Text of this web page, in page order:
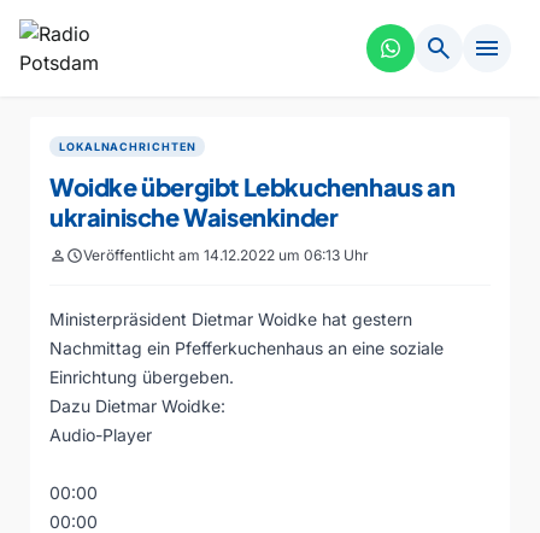
search menu
LOKALNACHRICHTEN
Woidke übergibt Lebkuchenhaus an
ukrainische Waisenkinder
personscheduleVeröffentlicht am 14.12.2022 um 06:13 Uhr
Ministerpräsident Dietmar Woidke hat gestern
Nachmittag ein Pfefferkuchenhaus an eine soziale
Einrichtung übergeben.
Dazu Dietmar Woidke:
Audio-Player
00:00
00:00